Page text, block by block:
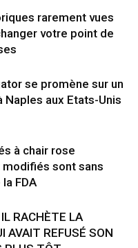
rarement vues
votre point de
se promène sur un
aux Etats-Unis
à chair rose
sont sans
FDA
RACHÈTE LA
AVAIT REFUSÉ SON